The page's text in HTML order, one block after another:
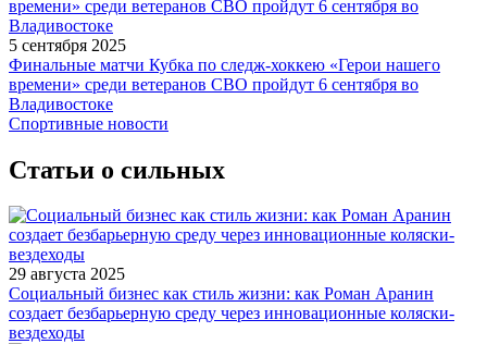
5 сентября 2025
Финальные матчи Кубка по следж-хоккею «Герои нашего
времени» среди ветеранов СВО пройдут 6 сентября во
Владивостоке
Спортивные новости
Статьи о сильных
29 августа 2025
Социальный бизнес как стиль жизни: как Роман Аранин
создает безбарьерную среду через инновационные коляски-
вездеходы